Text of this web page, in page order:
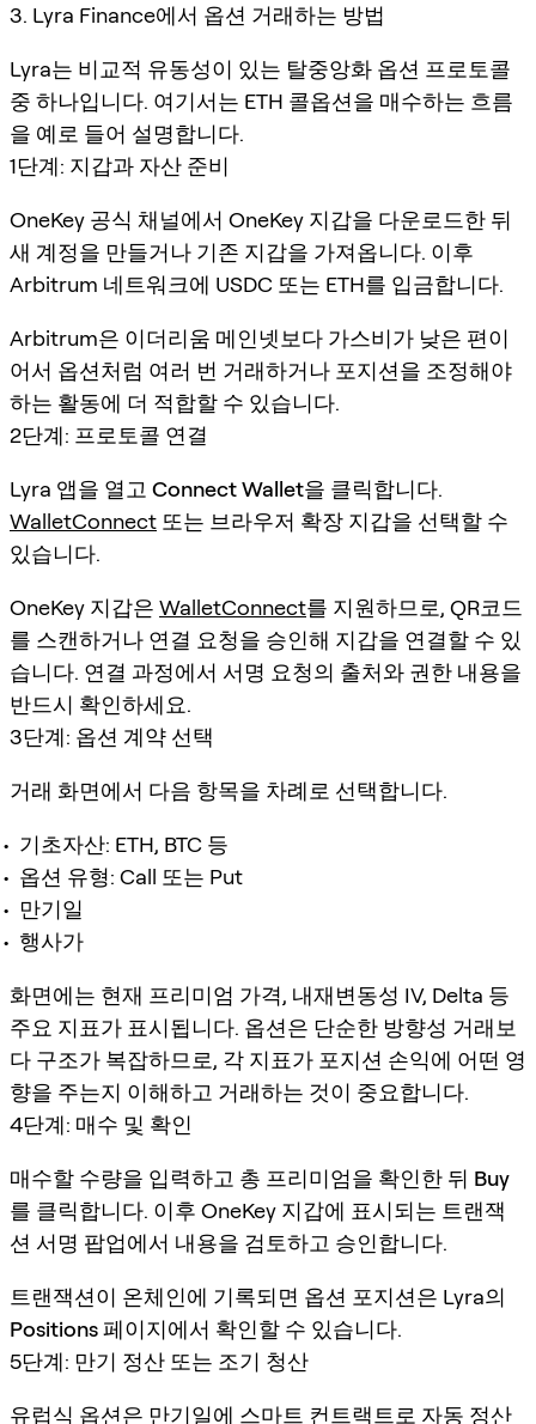
3. Lyra Finance에서 옵션 거래하는 방법
Lyra는 비교적 유동성이 있는 탈중앙화 옵션 프로토콜
중 하나입니다. 여기서는 ETH 콜옵션을 매수하는 흐름
을 예로 들어 설명합니다.
1단계: 지갑과 자산 준비
OneKey 공식 채널에서 OneKey 지갑을 다운로드한 뒤
새 계정을 만들거나 기존 지갑을 가져옵니다. 이후
Arbitrum 네트워크에 USDC 또는 ETH를 입금합니다.
Arbitrum은 이더리움 메인넷보다 가스비가 낮은 편이
어서 옵션처럼 여러 번 거래하거나 포지션을 조정해야
하는 활동에 더 적합할 수 있습니다.
2단계: 프로토콜 연결
Lyra 앱을 열고 Connect Wallet을 클릭합니다.
WalletConnect 또는 브라우저 확장 지갑을 선택할 수
있습니다.
OneKey 지갑은 WalletConnect를 지원하므로, QR코드
를 스캔하거나 연결 요청을 승인해 지갑을 연결할 수 있
습니다. 연결 과정에서 서명 요청의 출처와 권한 내용을
반드시 확인하세요.
3단계: 옵션 계약 선택
거래 화면에서 다음 항목을 차례로 선택합니다.
기초자산: ETH, BTC 등
옵션 유형: Call 또는 Put
만기일
행사가
화면에는 현재 프리미엄 가격, 내재변동성 IV, Delta 등
주요 지표가 표시됩니다. 옵션은 단순한 방향성 거래보
다 구조가 복잡하므로, 각 지표가 포지션 손익에 어떤 영
향을 주는지 이해하고 거래하는 것이 중요합니다.
4단계: 매수 및 확인
매수할 수량을 입력하고 총 프리미엄을 확인한 뒤 Buy
를 클릭합니다. 이후 OneKey 지갑에 표시되는 트랜잭
션 서명 팝업에서 내용을 검토하고 승인합니다.
트랜잭션이 온체인에 기록되면 옵션 포지션은 Lyra의
Positions페이지에서 확인할 수 있습니다.
5단계: 만기 정산 또는 조기 청산
유럽식 옵션은 만기일에 스마트 컨트랙트로 자동 정산